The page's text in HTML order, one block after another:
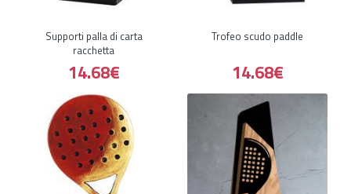
Supporti palla di carta
racchetta
14.68€
Trofeo scudo paddle
14.68€